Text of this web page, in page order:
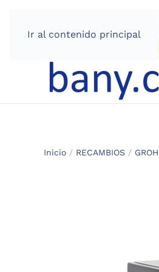
Ir al contenido principal
Inicio / RECAMBIOS /